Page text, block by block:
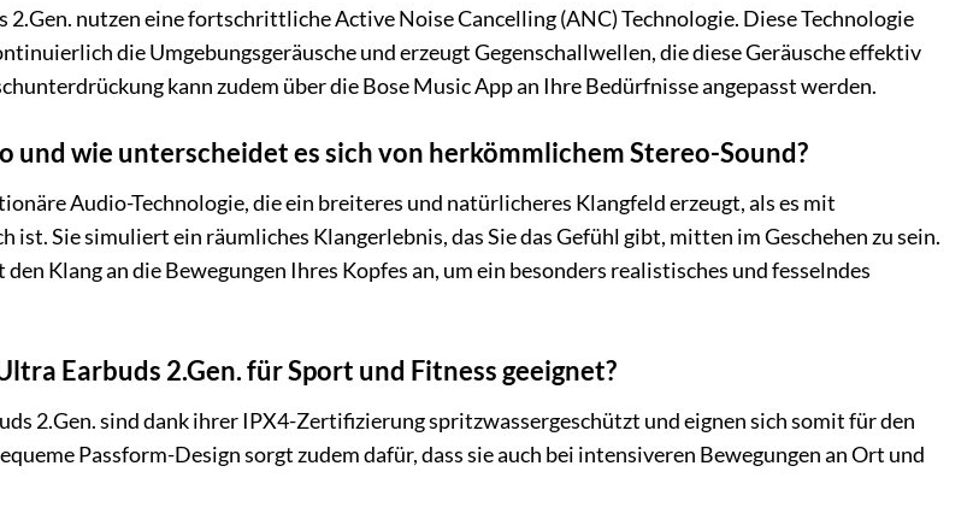
nutzen eine fortschrittliche Active Noise Cancelling (ANC) Technologie. Diese Technologie
die Umgebungsgeräusche und erzeugt Gegenschallwellen, die diese Geräusche effektiv
kann zudem über die Bose Music App an Ihre Bedürfnisse angepasst werden.
und wie unterscheidet es sich von herkömmlichem Stereo-Sound?
Audio-Technologie, die ein breiteres und natürlicheres Klangfeld erzeugt, als es mit
ist. Sie simuliert ein räumliches Klangerlebnis, das Sie das Gefühl gibt, mitten im Geschehen zu sein.
Klang an die Bewegungen Ihres Kopfes an, um ein besonders realistisches und fesselndes
Earbuds 2.Gen. für Sport und Fitness geeignet?
2.Gen. sind dank ihrer IPX4-Zertifizierung spritzwassergeschützt und eignen sich somit für den
Passform-Design sorgt zudem dafür, dass sie auch bei intensiveren Bewegungen an Ort und